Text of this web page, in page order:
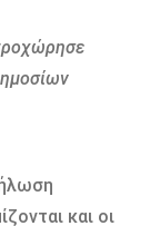
και οι